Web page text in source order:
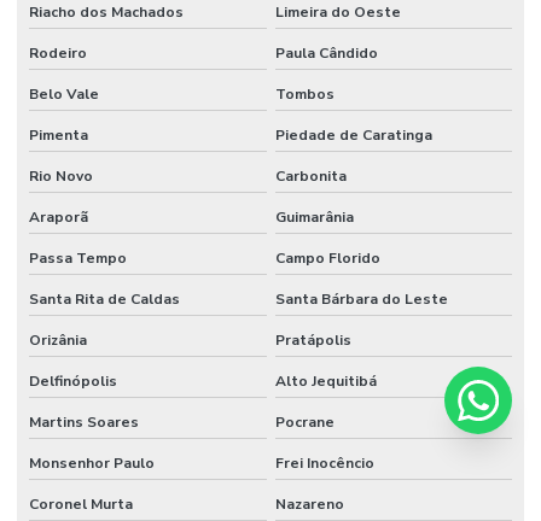
Riacho dos Machados Limeira do Oeste
Rodeiro Paula Cândido
Belo Vale Tombos
Pimenta Piedade de Caratinga
Rio Novo Carbonita
Araporã Guimarânia
Passa Tempo Campo Florido
Santa Rita de Caldas Santa Bárbara do Leste
Orizânia Pratápolis
Delfinópolis Alto Jequitibá
Martins Soares Pocrane
Monsenhor Paulo Frei Inocêncio
Coronel Murta Nazareno